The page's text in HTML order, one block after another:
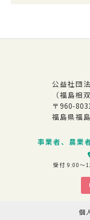
公益社団
（福島相
〒960-
福島県福
事業者、農業
受付 9:00～
個